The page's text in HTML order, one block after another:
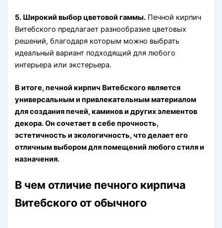
5. Широкий выбор цветовой гаммы. Печной кирпич
Витебского предлагает разнообразие цветовых
решений, благодаря которым можно выбрать
идеальный вариант подходящий для любого
интерьера или экстерьера.
В итоге, печной кирпич Витебского является
универсальным и привлекательным материалом
для создания печей, каминов и других элементов
декора. Он сочетает в себе прочность,
эстетичность и экологичность, что делает его
отличным выбором для помещений любого стиля и
назначения.
В чем отличие печного кирпича
Витебского от обычного